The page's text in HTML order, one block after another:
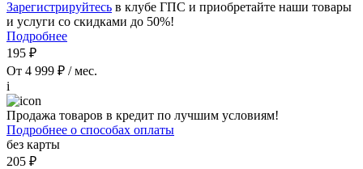
Зарегистрируйтесь в клубе ГПС и приобретайте наши товары
и услуги со скидками до 50%!
Подробнее
195 ₽
От 4 999 ₽ / мес.
i
Продажа товаров в кредит по лучшим условиям!
Подробнее о способах оплаты
без карты
205 ₽